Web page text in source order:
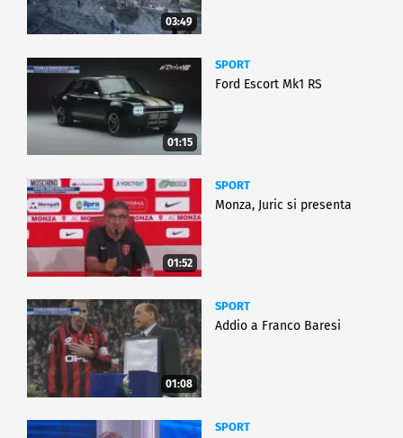
03:49
01:15
SPORT
Ford Escort Mk1 RS
01:52
SPORT
Monza, Juric si presenta
01:08
SPORT
Addio a Franco Baresi
SPORT